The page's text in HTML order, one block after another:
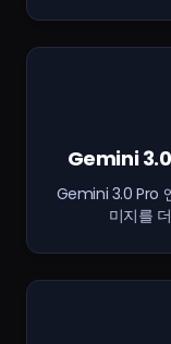
Gemini 3.0
Gemini 3.0 Pro
미지를